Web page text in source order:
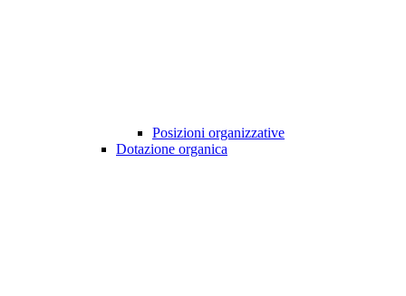
Posizioni organizzative
Dotazione organica